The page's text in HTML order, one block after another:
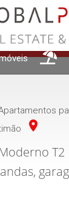
T2